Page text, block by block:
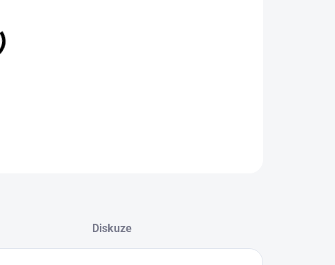
12.08.2026
Diskuze